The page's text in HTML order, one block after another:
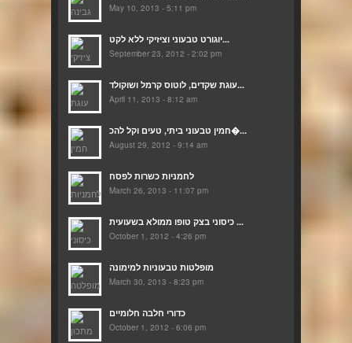
May 10, 2013 - 5:11 pm
יוגורט טבעוני וציזיקי ללא לקט...
September 23, 2012 - 2:02 pm
עוגת שקדים, לוטוס קרמל ושוקולד...
April 11, 2013 - 8:12 am
חמין טבעוני ביתי, טעים וקל להכ�...
August 29, 2012 - 9:14 am
לחמניות כשרות לפסח
March 26, 2013 - 11:07 pm
כיסוני בצק טופו ממולא בשעועית ...
October 1, 2012 - 4:26 pm
מופלטות טבעוניות למימונה
March 30, 2013 - 8:23 pm
כדורי חלבה חלומיים
October 1, 2012 - 6:06 pm